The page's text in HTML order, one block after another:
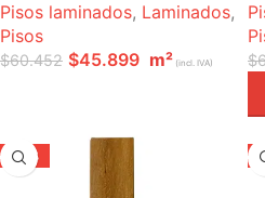
Pisos laminados, Laminados,
Pisos
$60.452 $45.899 m² (incl. IVA) $
-20%